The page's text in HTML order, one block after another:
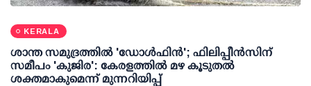
KERALA
ശാന്ത സമുദ്രത്തില്‍ 'ഡോള്‍ഫിന്‍'; ഫിലിപ്പീന്‍സിന്
സമീപം 'കുജിര': കേരളത്തില്‍ മഴ കൂടുതല്‍
ശക്തമാകുമെന്ന് മുന്നറിയിപ്പ്